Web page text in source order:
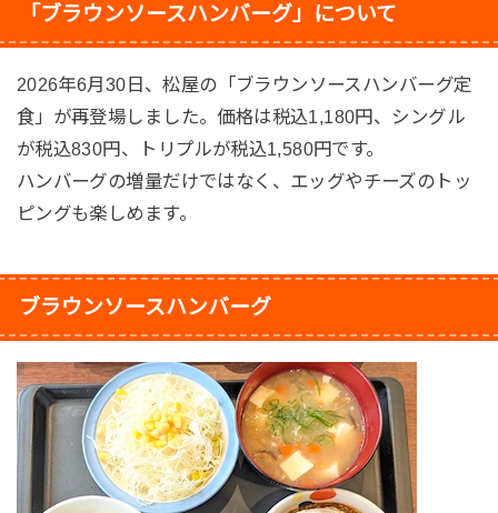
「ブラウンソースハンバーグ」について
2026年6月30日、松屋の「ブラウンソースハンバーグ定
食」が再登場しました。価格は税込1,180円、シングル
が税込830円、トリプルが税込1,580円です。
ハンバーグの増量だけではなく、エッグやチーズのトッ
ピングも楽しめます。
ブラウンソースハンバーグ